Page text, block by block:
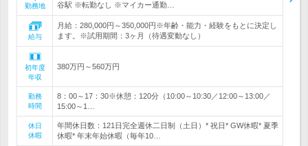
勤務地
谷駅 ※転勤なし ※マイカー通勤…
給与
月給：280,000円～350,000円※年齢・能力・経験をもとに決定し
ます。※試用期間：3ヶ月（待遇変動なし）
初年度
年収
380万円～560万円
勤務
時間
8：00～17：30※休憩：120分（10:00～10:30／12:00～13:00／
15:00～1…
休日
休暇
年間休日数：121日完全週休二日制（土日）* 祝日* GW休暇* 夏季
休暇* 年末年始休暇（毎年10…